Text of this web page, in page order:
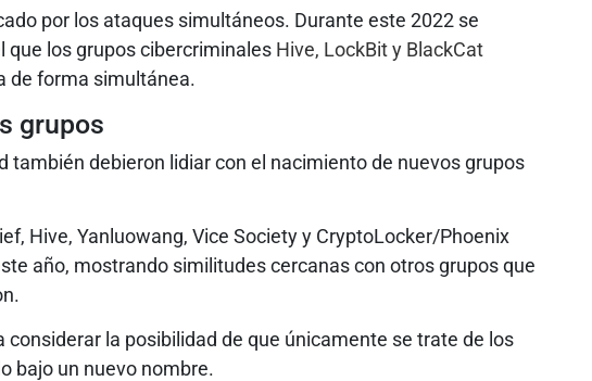
por los ataques simultáneos. Durante este 2022 se
que los grupos cibercriminales Hive, LockBit y BlackCat
de forma simultánea.
grupos
también debieron lidiar con el nacimiento de nuevos grupos
Hive, Yanluowang, Vice Society y CryptoLocker/Phoenix
año, mostrando similitudes cercanas con otros grupos que
considerar la posibilidad de que únicamente se trate de los
bajo un nuevo nombre.